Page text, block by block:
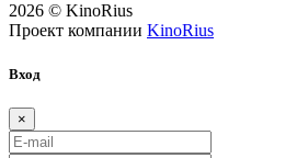
2026 © KinoRius
Проект компании KinoRius
Вход
×